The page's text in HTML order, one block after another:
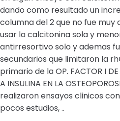
dando como resultado un
columna del 2 que no fue
usar la calcitonina sola y
antirresortivo solo y ademas
secundarios que limitaron la
primario de la OP. FACTOR I DE
A INSULINA EN LA
realizaron ensayos clinicos
pocos estudios, ..